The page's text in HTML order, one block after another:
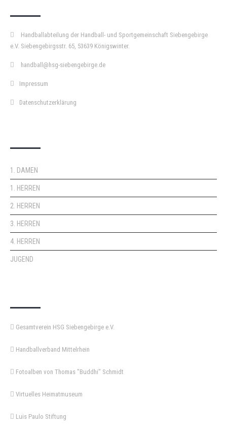
Handballabteilung der Handball- und Sportgemeinschaft Siebengebirge
e.V. Siebengebirgsstr. 65, 53639 Königswinter.
handball@hsg-siebengebirge.de
Impressum
Datenschutzerklärung
1. DAMEN
1. HERREN
2. HERREN
3. HERREN
4. HERREN
JUGEND
Gesamtverein HSG Siebengebirge e.V.
Handballverband Mittelrhein
Fotoalben von Thomas "Buddhi" Schmidt
Virtuelles Heimatmuseum
Luis Paulo Stiftung